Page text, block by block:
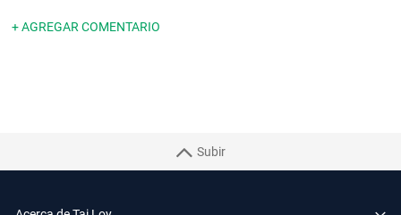
+ AGREGAR COMENTARIO
Subir